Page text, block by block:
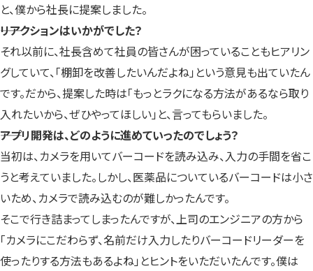
と、僕から社長に提案しました。
――リアクションはいかがでした？
それ以前に、社長含めて社員の皆さんが困っていることもヒアリン
グしていて、「棚卸を改善したいんだよね」という意見も出ていたん
です。だから、提案した時は「もっとラクになる方法があるなら取り
入れたいから、ぜひやってほしい」と、言ってもらいました。
――アプリ開発は、どのように進めていったのでしょう？
当初は、カメラを用いてバーコードを読み込み、入力の手間を省こ
うと考えていました。しかし、医薬品についているバーコードは小さ
いため、カメラで読み込むのが難しかったんです。
そこで行き詰まってしまったんですが、上司のエンジニアの方から
「カメラにこだわらず、名前だけ入力したりバーコードリーダーを
使ったりする方法もあるよね」とヒントをいただいたんです。僕は